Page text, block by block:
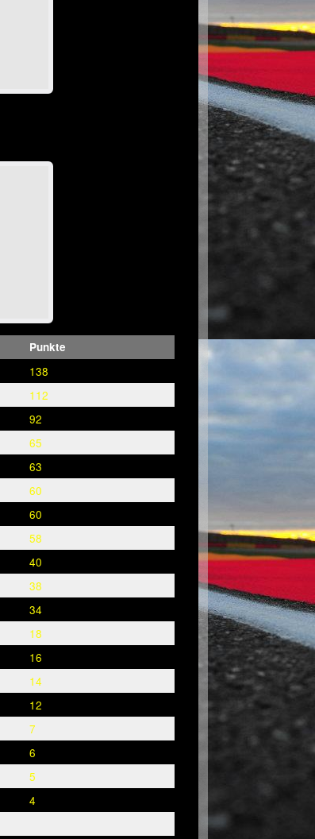
Punkte
138
112
92
65
63
60
60
58
40
38
34
18
16
14
12
7
6
5
4